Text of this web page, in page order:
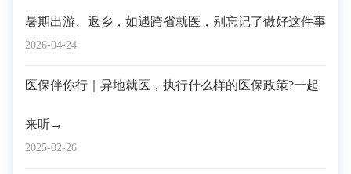
2026-04-24
暑期出游、返乡，如遇跨省就医，别忘记了做好这件事
2025-02-26
医保伴你行｜异地就医，执行什么样的医保政策?一起
来听→